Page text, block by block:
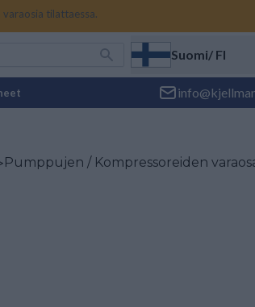
varaosia tilattaessa.
Suomi/ FI
Pumppujen / Kompressoreiden